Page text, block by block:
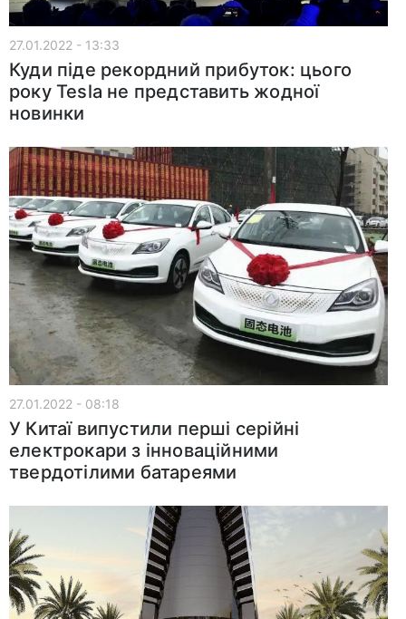
27.01.2022 - 13:33
Куди піде рекордний прибуток: цього
року Tesla не представить жодної
новинки
27.01.2022 - 08:18
У Китаї випустили перші серійні
електрокари з інноваційними
твердотілими батареями